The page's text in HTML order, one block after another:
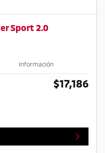
Sport 2.0
Información
$17,186